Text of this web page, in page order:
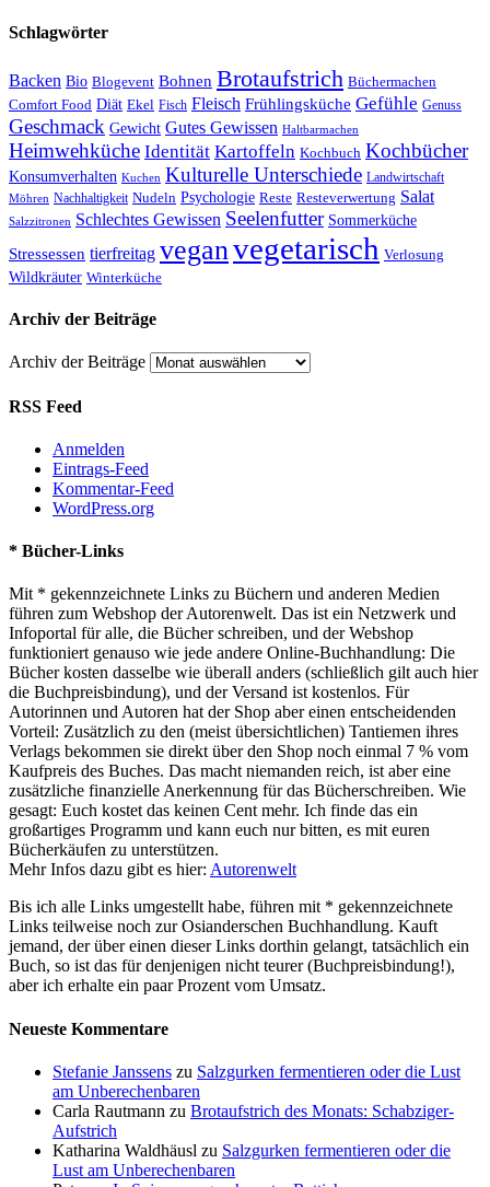
Schlagwörter
Backen Bio Blogevent Bohnen Brotaufstrich Büchermachen
Comfort Food Diät Ekel Fisch Fleisch Frühlingsküche Gefühle Genuss
Geschmack Gewicht Gutes Gewissen Haltbarmachen
Heimwehküche Identität Kartoffeln Kochbuch Kochbücher
Konsumverhalten Kuchen Kulturelle Unterschiede Landwirtschaft
Möhren Nachhaltigkeit Nudeln Psychologie Reste Resteverwertung Salat
Salzzitronen Schlechtes Gewissen Seelenfutter Sommerküche
Stressessen tierfreitag veganvegetarisch Verlosung
Wildkräuter Winterküche
Archiv der Beiträge
Archiv der Beiträge
RSS Feed
Anmelden
Eintrags-Feed
Kommentar-Feed
WordPress.org
* Bücher-Links
Mit * gekennzeichnete Links zu Büchern und anderen Medien
führen zum Webshop der Autorenwelt. Das ist ein Netzwerk und
Infoportal für alle, die Bücher schreiben, und der Webshop
funktioniert genauso wie jede andere Online-Buchhandlung: Die
Bücher kosten dasselbe wie überall anders (schließlich gilt auch hier
die Buchpreisbindung), und der Versand ist kostenlos. Für
Autorinnen und Autoren hat der Shop aber einen entscheidenden
Vorteil: Zusätzlich zu den (meist übersichtlichen) Tantiemen ihres
Verlags bekommen sie direkt über den Shop noch einmal 7 % vom
Kaufpreis des Buches. Das macht niemanden reich, ist aber eine
zusätzliche finanzielle Anerkennung für das Bücherschreiben. Wie
gesagt: Euch kostet das keinen Cent mehr. Ich finde das ein
großartiges Programm und kann euch nur bitten, es mit euren
Bücherkäufen zu unterstützen.
Mehr Infos dazu gibt es hier: Autorenwelt
Bis ich alle Links umgestellt habe, führen mit * gekennzeichnete
Links teilweise noch zur Osianderschen Buchhandlung. Kauft
jemand, der über einen dieser Links dorthin gelangt, tatsächlich ein
Buch, so ist das für denjenigen nicht teurer (Buchpreisbindung!),
aber ich erhalte ein paar Prozent vom Umsatz.
Neueste Kommentare
Stefanie Janssens zu Salzgurken fermentieren oder die Lust
am Unberechenbaren
Carla Rautmann zu Brotaufstrich des Monats: Schabziger-
Aufstrich
Katharina Waldhäusl zu Salzgurken fermentieren oder die
Lust am Unberechenbaren